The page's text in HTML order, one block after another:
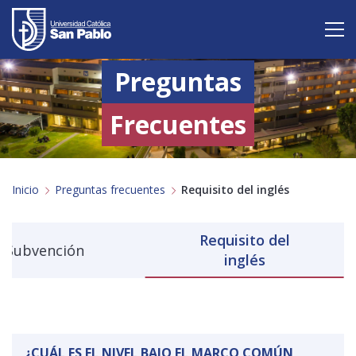
Vive San Pablo
Admisión
Carreras
Postgrado
Alumnos Profesores Antiguos Alumnos Padres
Empresas
Preguntas
Frecuentes
Inicio Preguntas frecuentes Requisito del inglés
Subvención
Requisito del
inglés